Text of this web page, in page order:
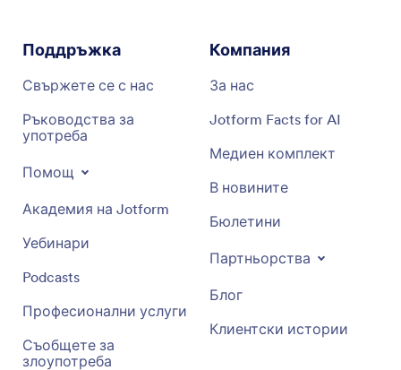
Поддръжка
Свържете се с нас
Ръководства за
употреба
Помощ
Академия на Jotform
Уебинари
Podcasts
Професионални услуги
Съобщете за
злоупотреба
Компания
За нас
Jotform Facts for AI
Медиен комплект
В новините
Бюлетини
Партньорства
Блог
Клиентски истории